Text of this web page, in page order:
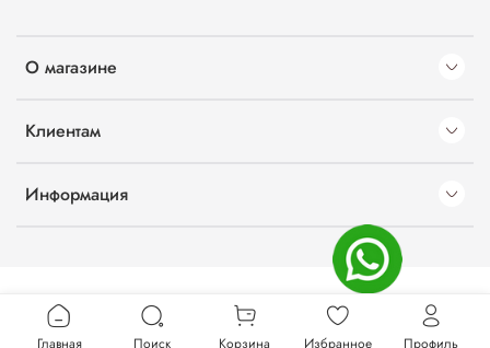
О магазине
Клиентам
Информация
Главная Поиск Корзина Избранное Профиль